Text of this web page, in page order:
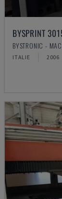
BYSPRINT
BYSTRONIC -
ITALIE 2006